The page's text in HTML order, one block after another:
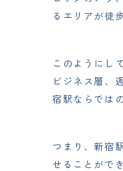
るエリアが徒
このようにし
ビジネス層、
宿駅ならでは
つまり、新宿
せることがで